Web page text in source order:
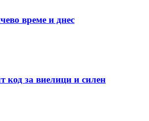
време и днес
код за виелици и силен